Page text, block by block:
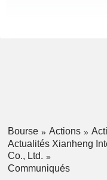
Bourse Actions
Actualités Xianheng
Co., Ltd.
Communiqués